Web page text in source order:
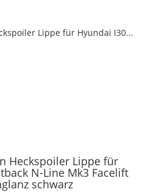
Heckspoiler Lippe für
N-Line Mk3 Facelift
schwarz